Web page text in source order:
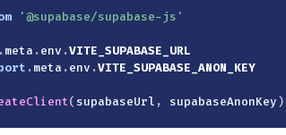
'@supabase/supabase-js'
. meta . env .VITE_SUPABASE_URL
. meta . env .VITE_SUPABASE_ANON_KEY
( supabaseUrl , supabaseAnonKey)